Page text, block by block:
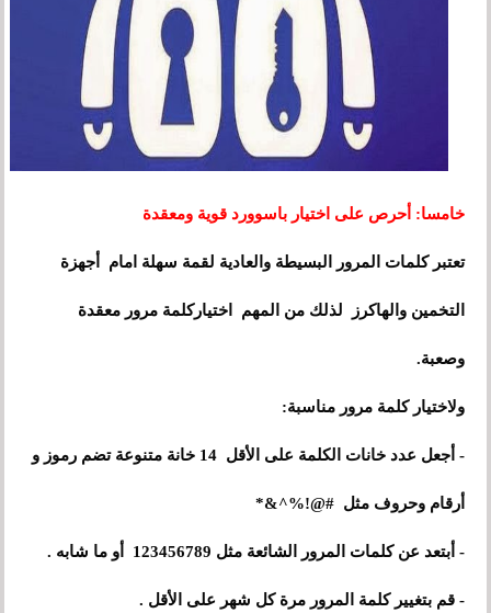
خامسا: أحرص على اختيار باسوورد قوية ومعقدة
تعتبر كلمات المرور البسيطة والعادية لقمة سهلة امام أجهزة
التخمين والهاكرز لذلك من المهم اختياركلمة مرور معقدة
وصعبة.
ولاختيار كلمة مرور مناسبة:
- أجعل عدد خانات الكلمة على الأقل 14 خانة متنوعة تضم رموز و
أرقام وحروف مثل #@!%^&*
- أبتعد عن كلمات المرور الشائعة مثل 123456789 أو ما شابه .
- قم بتغيير كلمة المرور مرة كل شهر على الأقل .